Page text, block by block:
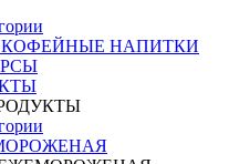
НАПИТКИ